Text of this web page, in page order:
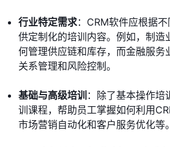
行业特定需求：CRM软件应根据
供定制化的培训内容。例如，制造
何管理供应链和库存，而金融服务
关系管理和风险控制。
基础与高级培训 ：除了基本操作培
训课程，帮助员工掌握如何利用
市场营销自动化和客户服务优化等。